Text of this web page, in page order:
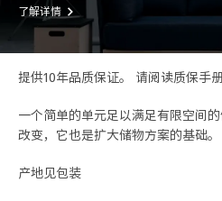
了解详情
提供10年品质保证。 请阅读质保手
一个简单的单元足以满足有限空间
改变，它也是扩大储物方案的基础。
产地见包装